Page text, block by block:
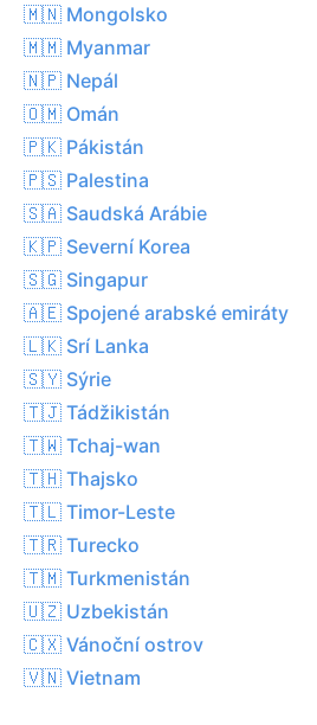
🇲🇳 Mongolsko
🇲🇲 Myanmar
🇳🇵 Nepál
🇴🇲 Omán
🇵🇰 Pákistán
🇵🇸 Palestina
🇸🇦 Saudská Arábie
🇰🇵 Severní Korea
🇸🇬 Singapur
🇦🇪 Spojené arabské emiráty
🇱🇰 Srí Lanka
🇸🇾 Sýrie
🇹🇯 Tádžikistán
🇹🇼 Tchaj-wan
🇹🇭 Thajsko
🇹🇱 Timor-Leste
🇹🇷 Turecko
🇹🇲 Turkmenistán
🇺🇿 Uzbekistán
🇨🇽 Vánoční ostrov
🇻🇳 Vietnam